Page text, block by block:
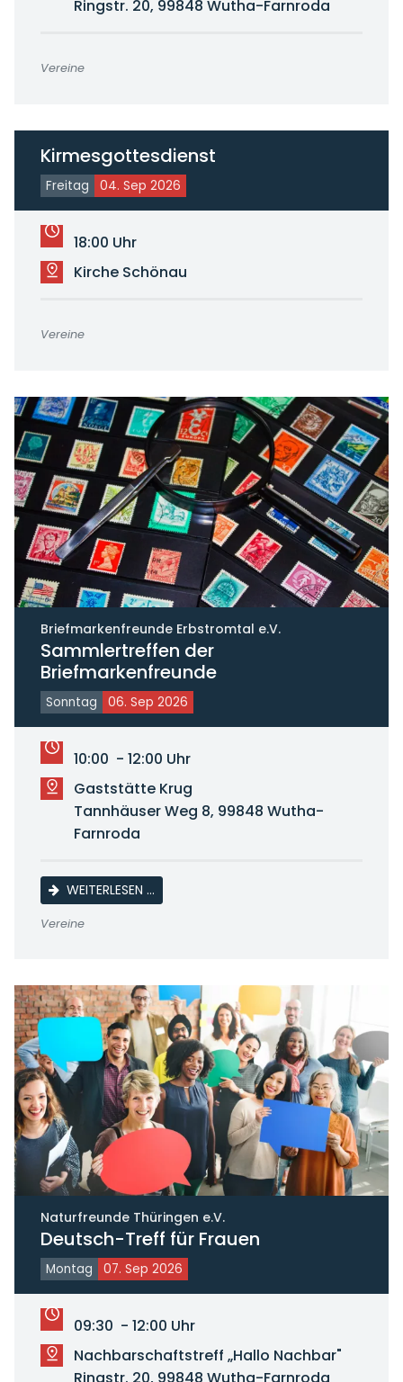
Ringstr. 20, 99848 Wutha-Farnroda
Vereine
Kirmesgottesdienst
Freitag 04. Sep 2026
18:00 Uhr
Kirche Schönau
Vereine
Briefmarkenfreunde Erbstromtal e.V.
Sammlertreffen der
Briefmarkenfreunde
Sonntag 06. Sep 2026
10:00 - 12:00 Uhr
Gaststätte Krug
Tannhäuser Weg 8, 99848 Wutha-
Farnroda
WEITERLESEN …SAMMLERTREFFEN DER
Vereine
Naturfreunde Thüringen e.V.
Deutsch-Treff für Frauen
Montag 07. Sep 2026
09:30 - 12:00 Uhr
Nachbarschaftstreff „Hallo Nachbar"